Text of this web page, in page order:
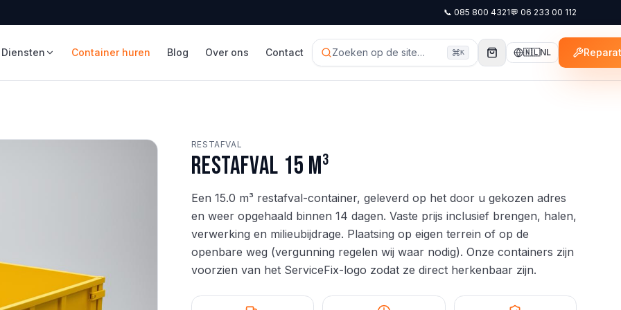
📞 085 800 4321💬 06 233 00 112
Diensten Container huren Blog Over ons Contact Zoeken op de site… K 🇳🇱NL
RESTAFVAL
Restafval 15 m³
Een 15.0 m³ restafval-container, geleverd op het door u gekozen adres
en weer opgehaald binnen 14 dagen. Vaste prijs inclusief brengen, halen,
verwerking en milieubijdrage. Plaatsing op eigen terrein of op de
openbare weg (vergunning regelen wij waar nodig). Onze containers zijn
voorzien van het ServiceFix-logo zodat ze direct herkenbaar zijn.